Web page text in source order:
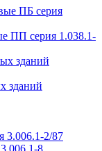
ПБ серия
ПП серия 1.038.1-
зданий
зданий
3.006.1-2/87
8